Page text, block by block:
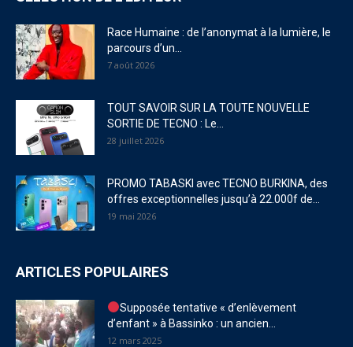
Race Humaine : de l’anonymat à la lumière, le
parcours d’un...
7 août 2026
TOUT SAVOIR SUR LA TOUTE NOUVELLE
SORTIE DE TECNO : Le...
28 juillet 2026
PROMO TABASKI avec TECNO BURKINA, des
offres exceptionnelles jusqu’à 22.000f de...
19 mai 2026
ARTICLES POPULAIRES
Supposée tentative « d’enlèvement
d’enfant » à Bassinko : un ancien...
12 mars 2025